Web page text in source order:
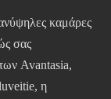
καμάρες
σας
Avantasia,
η